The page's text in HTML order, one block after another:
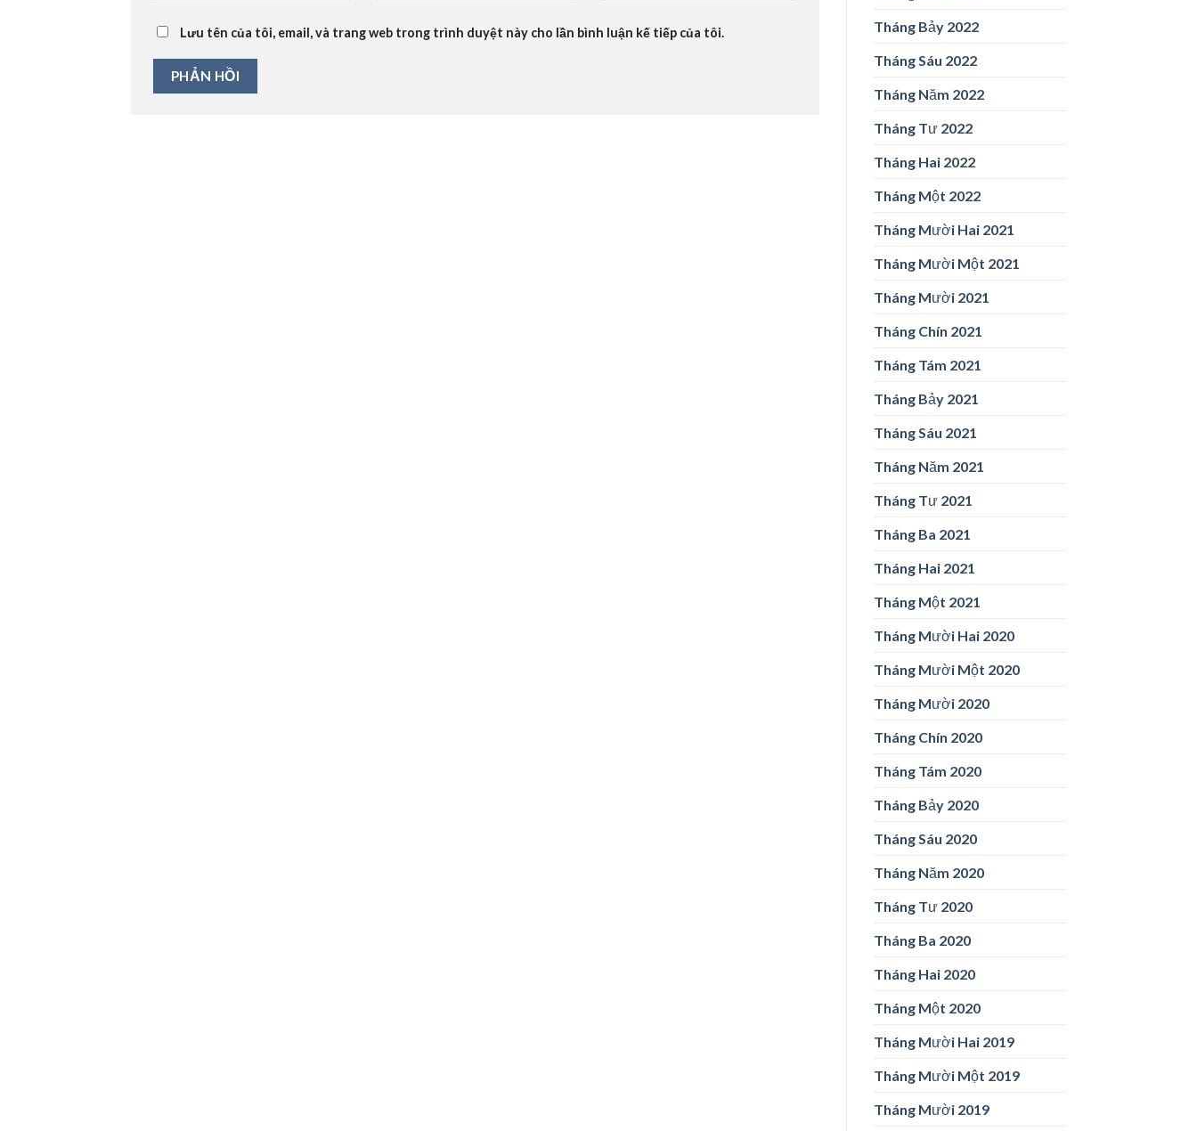
Lưu tên của tôi, email, và trang web trong trình duyệt này cho lần bình luận kế tiếp của tôi.
Tháng Bảy 2022
Tháng Sáu 2022
Tháng Năm 2022
Tháng Tư 2022
Tháng Hai 2022
Tháng Một 2022
Tháng Mười Hai 2021
Tháng Mười Một 2021
Tháng Mười 2021
Tháng Chín 2021
Tháng Tám 2021
Tháng Bảy 2021
Tháng Sáu 2021
Tháng Năm 2021
Tháng Tư 2021
Tháng Ba 2021
Tháng Hai 2021
Tháng Một 2021
Tháng Mười Hai 2020
Tháng Mười Một 2020
Tháng Mười 2020
Tháng Chín 2020
Tháng Tám 2020
Tháng Bảy 2020
Tháng Sáu 2020
Tháng Năm 2020
Tháng Tư 2020
Tháng Ba 2020
Tháng Hai 2020
Tháng Một 2020
Tháng Mười Hai 2019
Tháng Mười Một 2019
Tháng Mười 2019